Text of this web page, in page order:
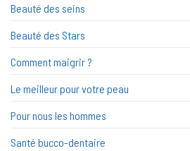
Beauté des seins
Beauté des Stars
Comment maigrir ?
Le meilleur pour votre peau
Pour nous les hommes
Santé bucco-dentaire